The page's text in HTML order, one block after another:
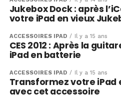
Jukebox Dock : après
votre iPad en vieux
ACCESSOIRES IPAD Il y a 15 ans
CES 2012 : Après la
iPad en batterie
ACCESSOIRES IPAD Il y a 15 ans
Transformez votre iPad
avec cet accessoire